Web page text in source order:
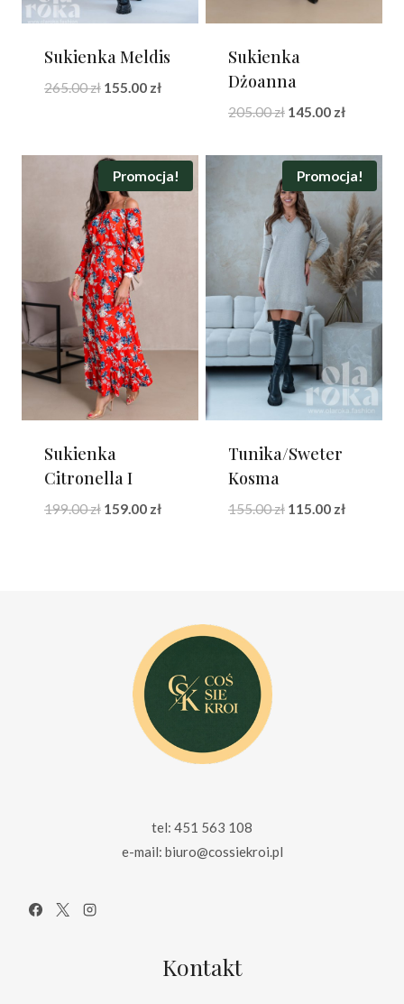
Sukienka Meldis
265.00zł Pierwotna
265.00 zł.
155.00 złAktualna
155.00 zł.
Sukienka
Dżoanna
205.00zł Pierwotna
wynosiła:
205.00 zł.
145.00 złAktualna
wynosi:
145.00 zł.
Promocja!
Sukienka
Citronella I
199.00zł Pierwotna
159.00 złAktualna
Promocja!
Tunika/Sweter
Kosma
155.00zł Pierwotna
115.00 złAktualna
tel: 451 563 108
e-mail: biuro@cossiekroi.pl
Kontakt